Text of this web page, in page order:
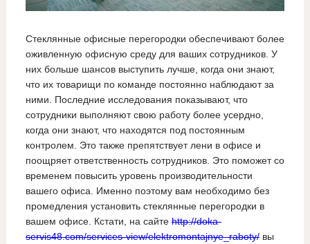
Стеклянные офисные перегородки обеспечивают более
оживленную офисную среду для ваших сотрудников. У
них больше шансов выступить лучше, когда они знают,
что их товарищи по команде постоянно наблюдают за
ними. Последние исследования показывают, что
сотрудники выполняют свою работу более усердно,
когда они знают, что находятся под постоянным
контролем. Это также препятствует лени в офисе и
поощряет ответственность сотрудников. Это поможет со
временем повысить уровень производительности
вашего офиса. Именно поэтому вам необходимо без
промедления установить стеклянные перегородки в
вашем офисе. Кстати, на сайте http://doka-
servis48.com/services-view/elektromontajnye_raboty/вы